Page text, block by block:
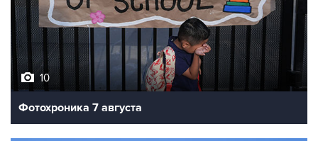
10
Фотохроника 7 августа